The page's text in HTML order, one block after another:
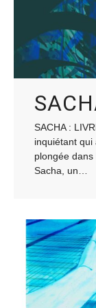
SACHA :
inquiétant qui
plongée dans
Sacha, un…